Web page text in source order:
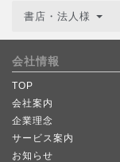
書店・法人様
会社情報
TOP
会社案内
企業理念
サービス案内
お知らせ